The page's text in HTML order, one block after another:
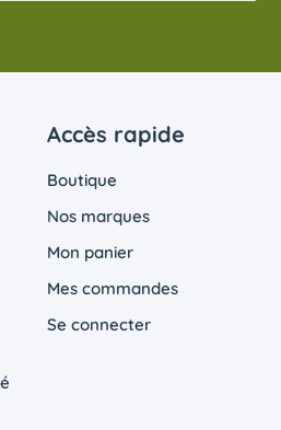
Accès rapide
Boutique
Nos marques
Mon panier
Mes commandes
Se connecter